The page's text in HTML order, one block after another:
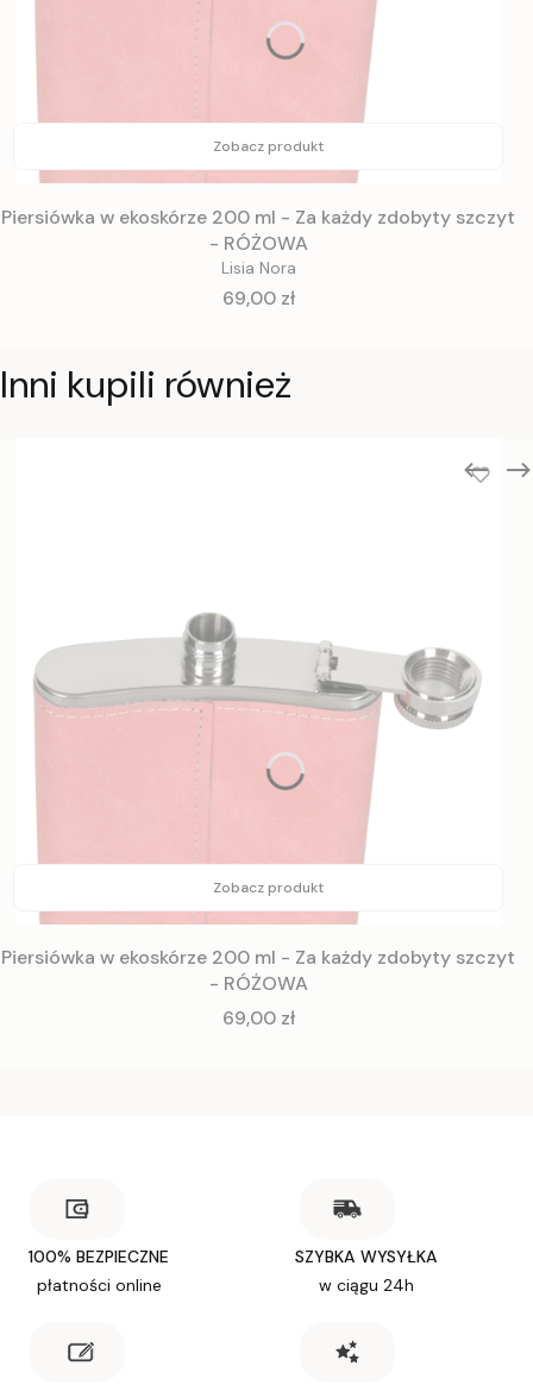
Zobacz produkt
Piersiówka w ekoskórze 200 ml - Za każdy zdobyty szczyt
- RÓŻOWA
Lisia Nora
Cena
69,00 zł
Inni kupili również
Zobacz produkt
Piersiówka w ekoskórze 200 ml - Za każdy zdobyty szczyt
- RÓŻOWA
Cena
69,00 zł
100% BEZPIECZNE
płatności online
SZYBKA WYSYŁKA
w ciągu 24h